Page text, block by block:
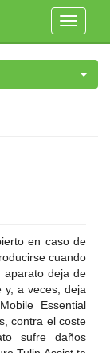
Toggle
en caso de
cuando
aparato deja de
y, a veces, deja
Essential
contra el coste
sufre daños